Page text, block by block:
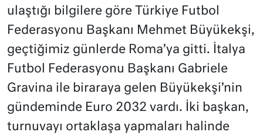
ulaştığı bilgilere göre Türkiye Futbol
Federasyonu Başkanı Mehmet Büyükekşi,
geçtiğimiz günlerde Roma’ya gitti. İtalya
Futbol Federasyonu Başkanı Gabriele
Gravina ile biraraya gelen Büyükekşi’nin
gündeminde Euro 2032 vardı. İki başkan,
turnuvayı ortaklaşa yapmaları halinde